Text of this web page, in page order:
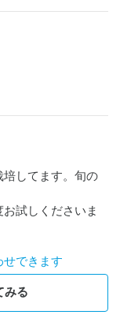
培してます。旬の
試しくださいま
せできます
みる